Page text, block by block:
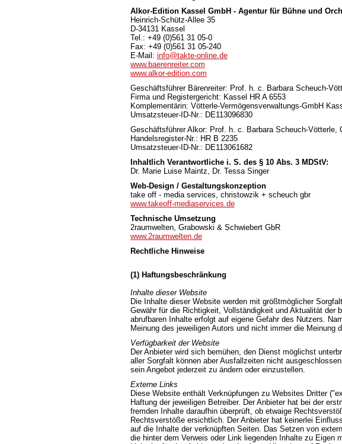
Alkor-Edition Kassel GmbH - Agentur für Bühne und
Heinrich-Schütz-Allee 35
D-34131 Kassel
Tel.: +49 (0)561 31 05-0
Fax: +49 (0)561 31 05-240
E-Mail: info@takte-online.de
www.baerenreiter.com
www.alkor-edition.com
Geschäftsführer Bärenreiter: Prof. h. c. Barbara Scheuch-
Firma und Registergericht: Kassel HR A 6553
Komplementärin: Vötterle-Vermögensverwaltungs-GmbH
Umsatzsteuer-ID-Nr.: DE113096830
Geschäftsführer Alkor: Prof. h. c. Barbara Scheuch-Vötterle,
Handelsregister-Nr.: HR B 2235
Umsatzsteuer-ID-Nr.: DE113061682
Inhaltlich Verantwortliche i. S. des § 10 Abs. 3 MDStV:
Dr. Marie Luise Maintz, Dr. Tessa Singer
Web-Design / Gestaltungskonzeption
take off - media services, christowzik + scheuch gbr
www.takeoff-mediaservices.de
Technische Umsetzung
2raumwelten, Grabowski & Schwiebert GbR
www.2raumwelten.de
Rechtliche Hinweise
(1) Haftungsbeschränkung
Inhalte dieser Website
Die Inhalte dieser Website werden mit größtmöglicher
Gewähr für die Richtigkeit, Vollständigkeit und Aktualität der
abrufbaren Inhalte erfolgt auf eigene Gefahr des Nutzers.
Meinung des jeweiligen Autors und nicht immer die Meinung
Verfügbarkeit der Website
Der Anbieter wird sich bemühen, den Dienst möglichst
aller Sorgfalt können aber Ausfallzeiten nicht
sein Angebot jederzeit zu ändern oder einzustellen.
Externe Links
Diese Website enthält Verknüpfungen zu Websites Dritter
Haftung der jeweiligen Betreiber. Der Anbieter hat bei der
fremden Inhalte daraufhin überprüft, ob etwaige
Rechtsverstöße ersichtlich. Der Anbieter hat keinerlei
auf die Inhalte der verknüpften Seiten. Das Setzen von
die hinter dem Verweis oder Link liegenden Inhalte zu Eigen